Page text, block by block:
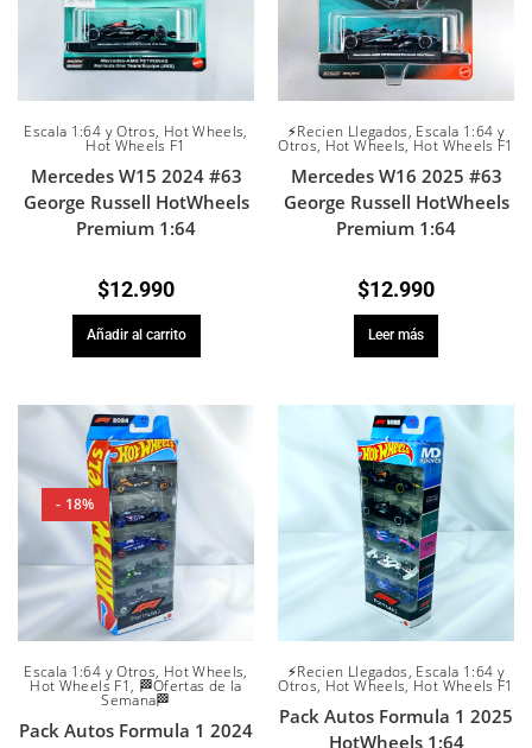
Escala 1:64 y Otros, Hot Wheels,
Hot Wheels F1
Mercedes W15 2024 #63
George Russell HotWheels
Premium 1:64
$12.990
Añadir al carrito
⚡Recien Llegados, Escala 1:64 y
Otros, Hot Wheels, Hot Wheels F1
Mercedes W16 2025 #63
George Russell HotWheels
Premium 1:64
$12.990
Leer más
- 18%
Escala 1:64 y Otros, Hot Wheels,
Hot Wheels F1 , 🏁Ofertas de la
Semana🏁
Pack Autos Formula 1 2024
⚡Recien Llegados, Escala 1:64 y
Otros, Hot Wheels, Hot Wheels F1
Pack Autos Formula 1 2025
HotWheels 1:64